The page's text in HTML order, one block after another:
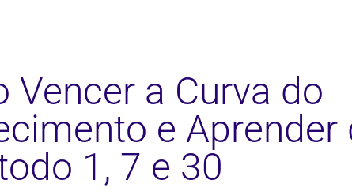
Vencer a Curva do
e Aprender
1, 7 e 30